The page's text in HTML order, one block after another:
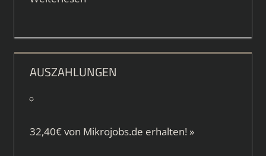
AUSZAHLUNGEN
32,40€ von Mikrojobs.de erhalten! »